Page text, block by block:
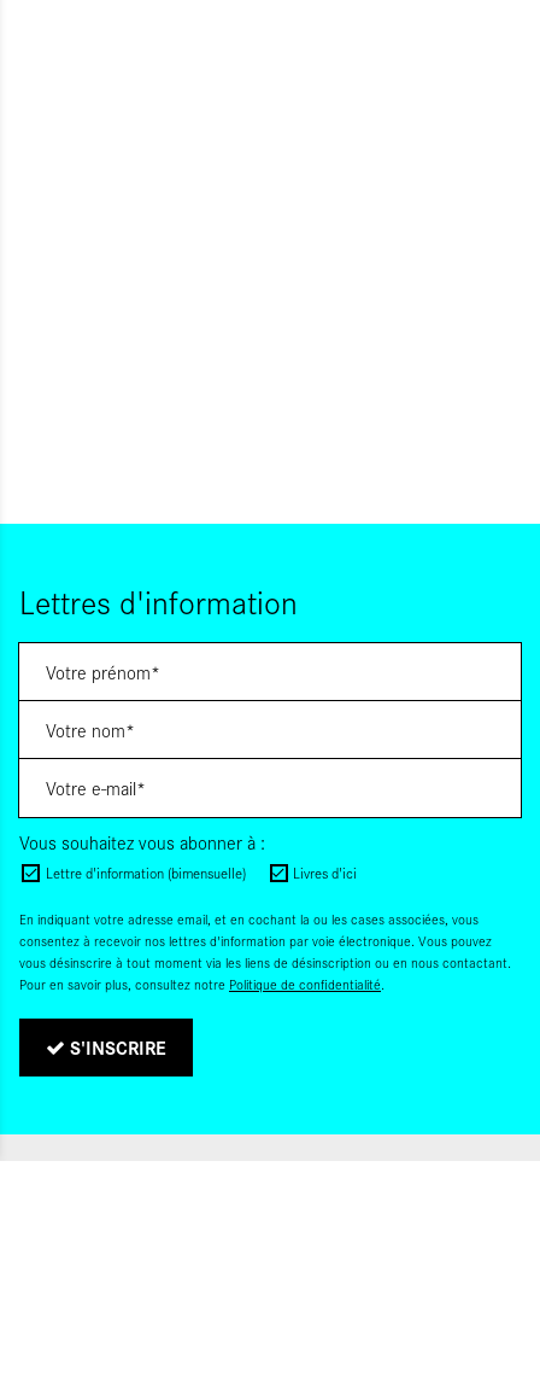
Lettres d'information
Vous souhaitez vous abonner à :
Lettre d'information (bimensuelle) Livres d'ici
En indiquant votre adresse email, et en cochant la ou les cases associées, vous
consentez à recevoir nos lettres d'information par voie électronique. Vous pouvez
vous désinscrire à tout moment via les liens de désinscription ou en nous contactant.
Pour en savoir plus, consultez notre Politique de confidentialité.
S'INSCRIRE